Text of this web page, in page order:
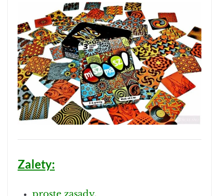
Zalety:
proste zasady,